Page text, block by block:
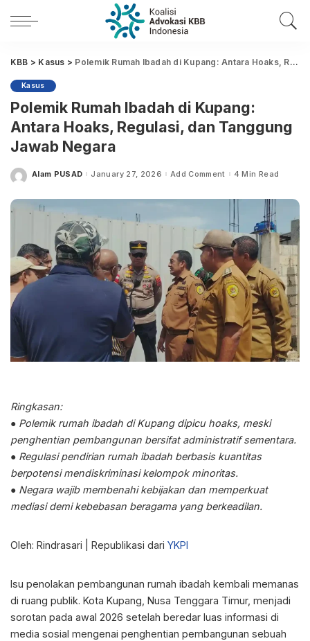
KBB > Kasus > Polemik Rumah Ibadah di Kupang: Antara Hoaks, Regulasi, dan Tanggung Jawab Negara
Kasus
Polemik Rumah Ibadah di Kupang:
Antara Hoaks, Regulasi, dan Tanggung
Jawab Negara
Posted
Alam PUSAD January 27, 2026 Add Comment 4 Min Read
Ringkasan:
● Polemik rumah ibadah di Kupang dipicu hoaks, meski
penghentian pembangunan bersifat administratif sementara.
● Regulasi pendirian rumah ibadah berbasis kuantitas
berpotensi mendiskriminasi kelompok minoritas.
● Negara wajib membenahi kebijakan dan memperkuat
mediasi demi kebebasan beragama yang berkeadilan.
Oleh: Rindrasari | Republikasi dari YKPI
Isu penolakan pembangunan rumah ibadah kembali memanas
di ruang publik. Kota Kupang, Nusa Tenggara Timur, menjadi
sorotan pada awal 2026 setelah beredar luas informasi di
media sosial mengenai penghentian pembangunan sebuah